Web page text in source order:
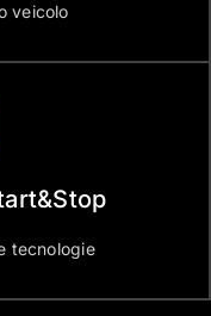
veicolo
tecnologie